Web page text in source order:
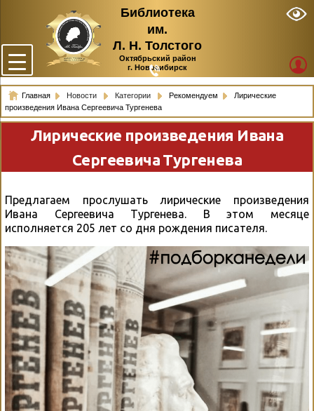
Библиотека
им.
Л. Н. Толстого
Октябрьский район
г. Новосибирск
Главная Новости Категории Рекомендуем
Лирические
произведения Ивана Сергеевича Тургенева
Лирические произведения Ивана
Сергеевича Тургенева
Предлагаем прослушать лирические произведения
Ивана Сергеевича Тургенева. В этом месяце
исполняется 205 лет со дня рождения писателя.